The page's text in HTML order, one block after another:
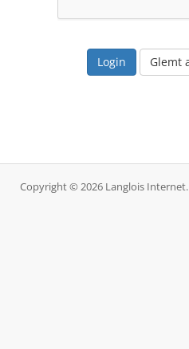
Glemt
Copyright © 2026 Langlois Internet.